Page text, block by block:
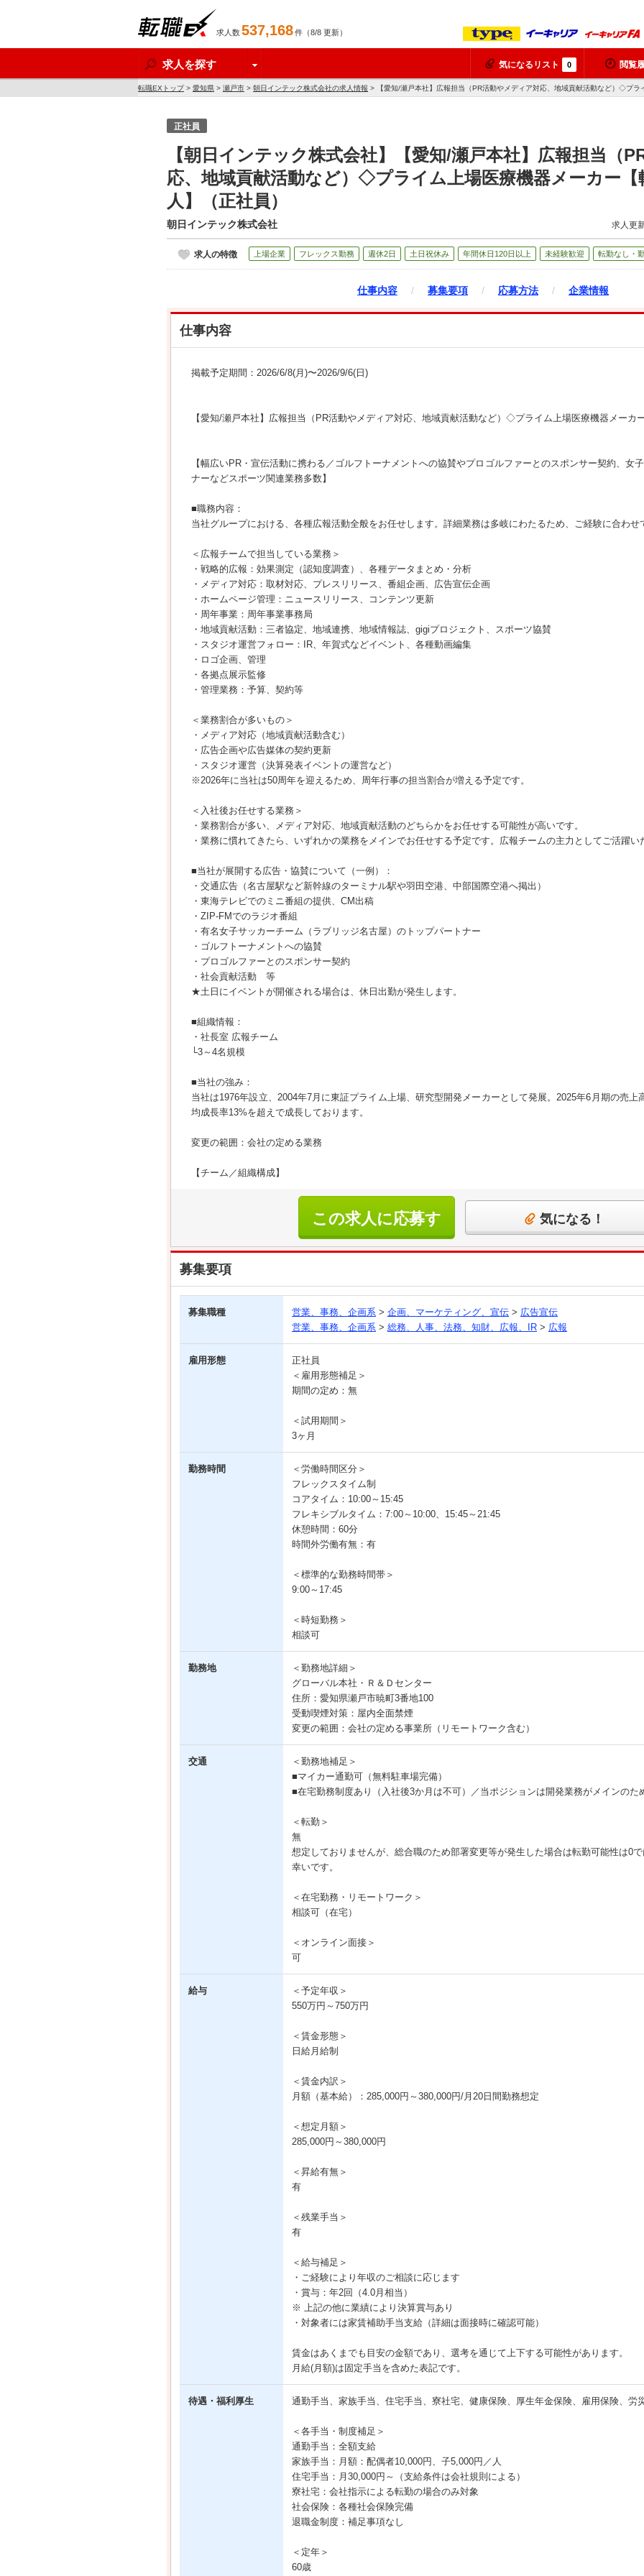
求人数537,168件（8/8 更新）
求人を探す 気になるリスト 0 閲覧
転職EXトップ> 愛知県 > 瀬戸市 > 朝日インテック株式会社の求人情報 > 【愛知/瀬戸本社】広報担当（PR活動やメディア対応、地域貢献活動など）◇プラ
正社員
【朝日インテック株式会社】【愛知/瀬戸本社】広報担当（
応、地域貢献活動など）◇プライム上場医療機器メーカー【
人】（正社員）
朝日インテック株式会社 求人更
求人の特徴 上場企業 フレックス勤務 週休2日 土日祝休み 年間休日120日以上 未経験歓迎 転勤なし・
仕事内容 / 募集要項 / 応募方法 / 企業情報
仕事内容
掲載予定期間：2026/6/8(月)〜2026/9/6(日)
【愛知/瀬戸本社】広報担当（PR活動やメディア対応、地域貢献活動など）◇プライム上場医療機器メーカ
【幅広いPR・宣伝活動に携わる／ゴルフトーナメントへの協賛やプロゴルファーとのスポンサー契約、女
ナーなどスポーツ関連業務多数】
■職務内容：
当社グループにおける、各種広報活動全般をお任せします。詳細業務は多岐にわたるため、ご経験に合わせ
＜広報チームで担当している業務＞
・戦略的広報：効果測定（認知度調査）、各種データまとめ・分析
・メディア対応：取材対応、プレスリリース、番組企画、広告宣伝企画
・ホームページ管理：ニュースリリース、コンテンツ更新
・周年事業：周年事業事務局
・地域貢献活動：三者協定、地域連携、地域情報誌、gigiプロジェクト、スポーツ協賛
・スタジオ運営フォロー：IR、年賀式などイベント、各種動画編集
・ロゴ企画、管理
・各拠点展示監修
・管理業務：予算、契約等
＜業務割合が多いもの＞
・メディア対応（地域貢献活動含む）
・広告企画や広告媒体の契約更新
・スタジオ運営（決算発表イベントの運営など）
※2026年に当社は50周年を迎えるため、周年行事の担当割合が増える予定です。
＜入社後お任せする業務＞
・業務割合が多い、メディア対応、地域貢献活動のどちらかをお任せする可能性が高いです。
・業務に慣れてきたら、いずれかの業務をメインでお任せする予定です。広報チームの主力としてご活躍い
■当社が展開する広告・協賛について（一例）：
・交通広告（名古屋駅など新幹線のターミナル駅や羽田空港、中部国際空港へ掲出）
・東海テレビでのミニ番組の提供、CM出稿
・ZIP-FMでのラジオ番組
・有名女子サッカーチーム（ラブリッジ名古屋）のトップパートナー
・ゴルフトーナメントへの協賛
・プロゴルファーとのスポンサー契約
・社会貢献活動 等
★土日にイベントが開催される場合は、休日出勤が発生します。
■組織情報：
・社長室 広報チーム
└3～4名規模
■当社の強み：
当社は1976年設立、2004年7月に東証プライム上場、研究型開発メーカーとして発展。2025年6月期の売上
均成長率13%を超えで成長しております。
変更の範囲：会社の定める業務
【チーム／組織構成】
この求人に応募す
る
気になる！
募集要項
募集職種 営業、事務、企画系 > 企画、マーケティング、宣伝 > 広告宣伝
営業、事務、企画系 > 総務、人事、法務、知財、広報、IR > 広報
雇用形態
正社員
＜雇用形態補足＞
期間の定め：無
＜試用期間＞
3ヶ月
勤務時間
＜労働時間区分＞
フレックスタイム制
コアタイム：10:00～15:45
フレキシブルタイム：7:00～10:00、15:45～21:45
休憩時間：60分
時間外労働有無：有
＜標準的な勤務時間帯＞
9:00～17:45
＜時短勤務＞
相談可
勤務地
＜勤務地詳細＞
グローバル本社・Ｒ＆Ｄセンター
住所：愛知県瀬戸市暁町3番地100
受動喫煙対策：屋内全面禁煙
変更の範囲：会社の定める事業所（リモートワーク含む）
交通
＜勤務地補足＞
■マイカー通勤可（無料駐車場完備）
■在宅勤務制度あり（入社後3か月は不可）／当ポジションは開発業務がメインのた
＜転勤＞
無
想定しておりませんが、総合職のため部署変更等が発生した場合は転勤可能性は0
幸いです。
＜在宅勤務・リモートワーク＞
相談可（在宅）
＜オンライン面接＞
可
給与
＜予定年収＞
550万円～750万円
＜賃金形態＞
日給月給制
＜賃金内訳＞
月額（基本給）：285,000円～380,000円/月20日間勤務想定
＜想定月額＞
285,000円～380,000円
＜昇給有無＞
有
＜残業手当＞
有
＜給与補足＞
・ご経験により年収のご相談に応じます
・賞与：年2回（4.0月相当）
※ 上記の他に業績により決算賞与あり
・対象者には家賃補助手当支給（詳細は面接時に確認可能）
賃金はあくまでも目安の金額であり、選考を通じて上下する可能性があります。
月給(月額)は固定手当を含めた表記です。
待遇・福利厚生 通勤手当、家族手当、住宅手当、寮社宅、健康保険、厚生年金保険、雇用保険、労
＜各手当・制度補足＞
通勤手当：全額支給
家族手当：月額：配偶者10,000円、子5,000円／人
住宅手当：月30,000円～（支給条件は会社規則による）
寮社宅：会社指示による転勤の場合のみ対象
社会保険：各種社会保険完備
退職金制度：補足事項なし
＜定年＞
60歳